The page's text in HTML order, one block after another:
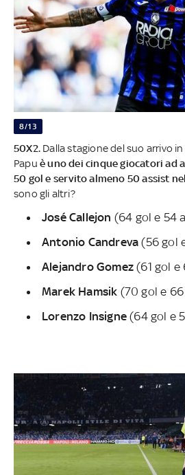
8/13
50X2. Dalla stagione del suo arrivo in
Papu è uno dei cinque giocatori ad
50 gol e servito almeno 50 assist
sono gli altri?
José Callejon (64 gol e 54
Antonio Candreva (56 gol
Alejandro Gomez (61 gol e
Marek Hamsik (70 gol e
Lorenzo Insigne (64 gol e